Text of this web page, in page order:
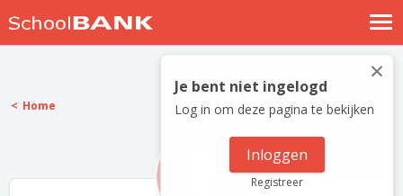
Nostalgische verhalen
Log in
Meld je gratis aan
×
Je bent niet ingelogd
Log in om deze pagina te bekijken
Inloggen
Registreer
Home